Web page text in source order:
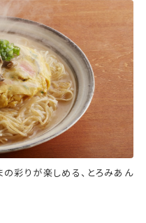
彩りが楽しめる、とろみあん